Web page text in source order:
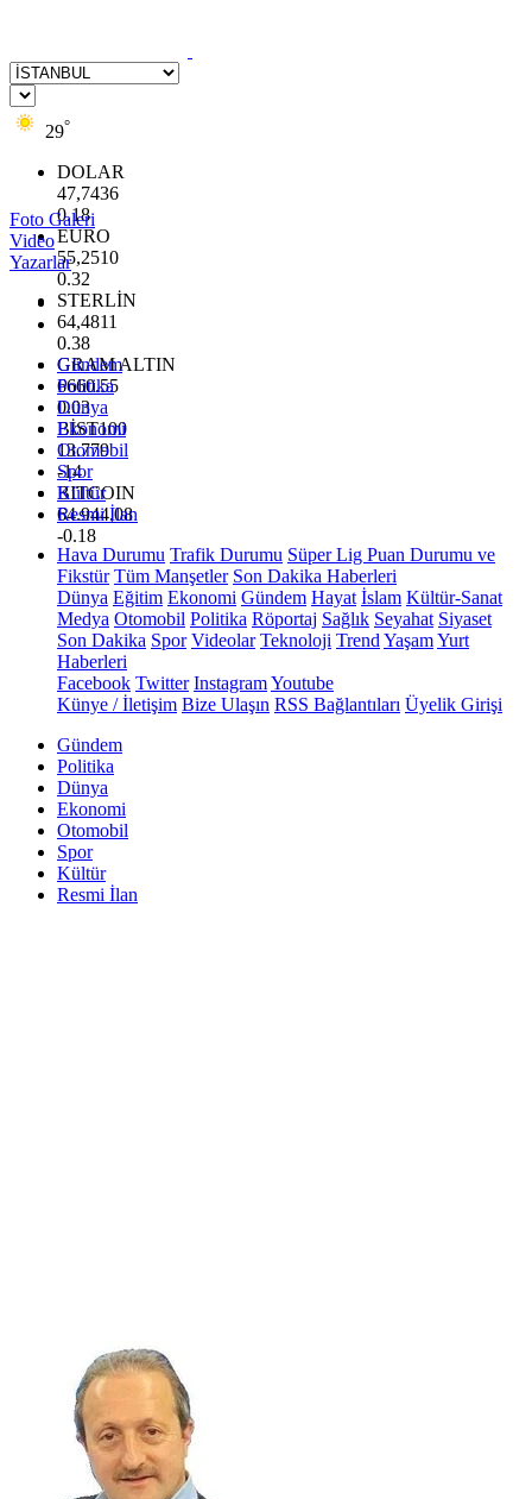
29°
DOLAR
47,7436
0.18
EURO
55,2510
0.32
STERLİN
64,4811
0.38
GRAM ALTIN
6660.55
0.03
BİST100
13.779
-14
BITCOIN
64.944,08
-0.18
Foto Galeri
Video
Yazarlar
Gündem
Politika
Dünya
Ekonomi
Otomobil
Spor
Kültür
Resmi İlan
Hava Durumu Trafik Durumu Süper Lig Puan Durumu ve
Fikstür Tüm Manşetler Son Dakika Haberleri
Dünya Eğitim Ekonomi Gündem Hayat İslam Kültür-Sanat
Medya Otomobil Politika Röportaj Sağlık Seyahat Siyaset
Son Dakika Spor Videolar Teknoloji Trend YaşamYurt
Haberleri
Facebook Twitter InstagramYoutube
Künye / İletişim Bize Ulaşın RSS Bağlantıları Üyelik Girişi
Gündem
Politika
Dünya
Ekonomi
Otomobil
Spor
Kültür
Resmi İlan